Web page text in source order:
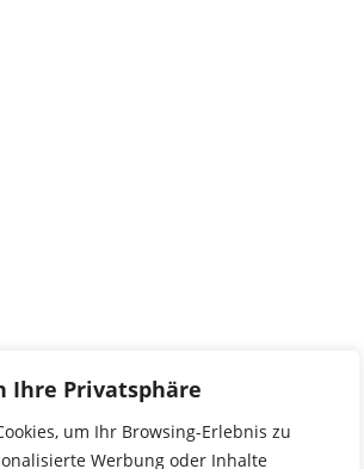
Ihre Privatsphäre
um Ihr Browsing-Erlebnis zu
Werbung oder Inhalte